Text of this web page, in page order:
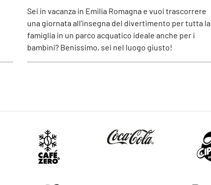
Sei in vacanza in Emilia Romagna e vuoi trascorrere
una giornata all’insegna del divertimento per tutta la
famiglia in un parco acquatico ideale anche per i
bambini? Benissimo, sei nel luogo giusto!